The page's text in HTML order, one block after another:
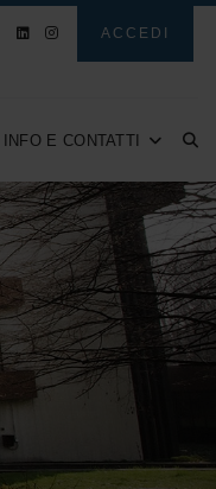
ACCEDI
INFO E CONTATTI